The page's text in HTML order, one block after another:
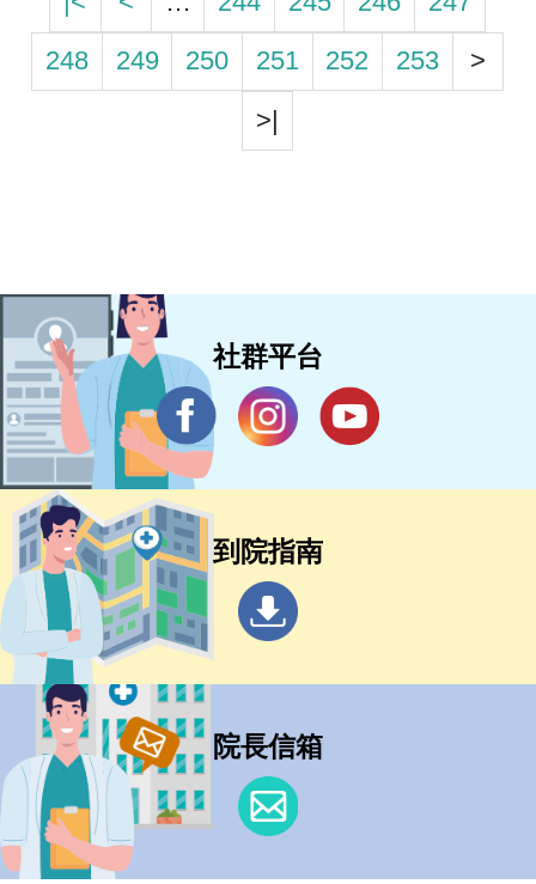
248
249 250 251 252 253
>
>|
社群平台
到院指南
院長信箱